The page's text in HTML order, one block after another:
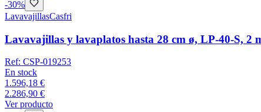
-30%
LavavajillasCasfri
Lavavajillas y lavaplatos hasta 28 cm ø, LP-40-S, 2
Ref: CSP-019253
En stock
1.596,18 €
2.286,90 €
Ver producto